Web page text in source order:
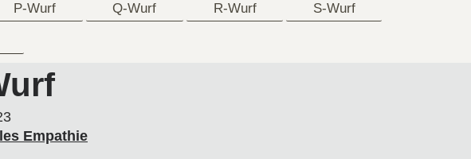
P-Wurf Q-Wurf R-Wurf S-Wurf
Empathie